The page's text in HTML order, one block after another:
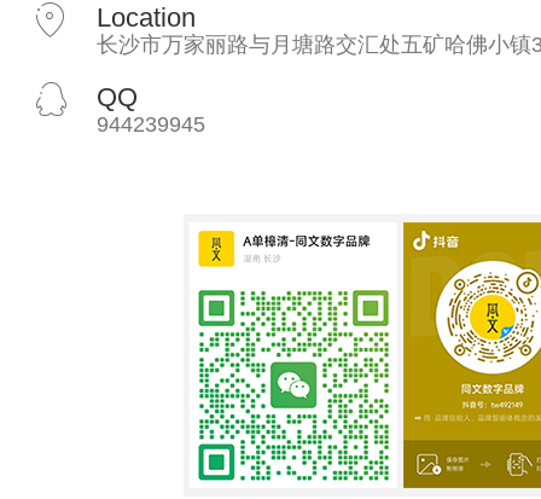
Location
长沙市万家丽路与月塘路交汇处五矿哈佛小镇
QQ
944239945